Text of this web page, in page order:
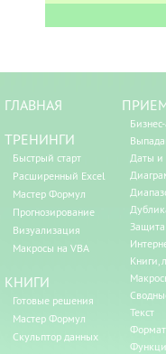
ГЛАВНАЯ
ТРЕНИНГИ
Быстрый старт
Расширенный Excel
Мастер Формул
Прогнозирование
Визуализация
Макросы на VBA
КНИГИ
Готовые решения
Мастер Формул
Скульптор данных
Даты и
Книги,
Текст